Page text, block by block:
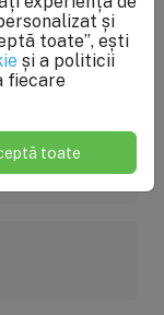
și
toate”, ești
și a politicii
fiecare
toate